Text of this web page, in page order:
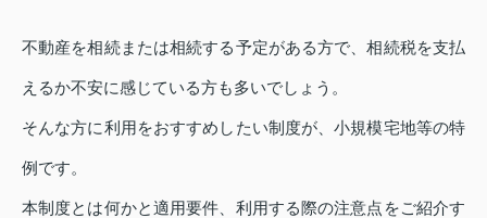
不動産を相続または相続する予定がある方で、相続税を支払
えるか不安に感じている方も多いでしょう。
そんな方に利用をおすすめしたい制度が、小規模宅地等の特
例です。
本制度とは何かと適用要件、利用する際の注意点をご紹介す